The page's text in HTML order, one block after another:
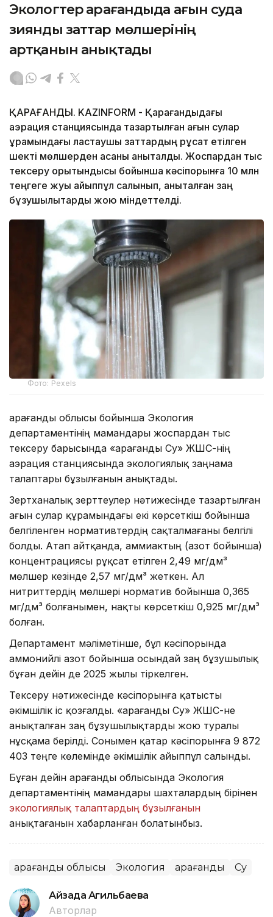
Экологтер Қарағандыда ағын суда
зиянды заттар мөлшерінің
артқанын анықтады
ҚАРАҒАНДЫ. KAZINFORM - Қарағандыдағы
аэрация станциясында тазартылған ағын сулар
құрамындағы ластаушы заттардың рұқсат етілген
шекті мөлшерден асқаны анықталды. Жоспардан тыс
тексеру қорытындысы бойынша кәсіпорынға 10 млн
теңгеге жуық айыппұл салынып, анықталған заң
бұзушылықтарды жою міндеттелді.
Фото: Pexels
Қарағанды облысы бойынша Экология
департаментінің мамандары жоспардан тыс
тексеру барысында «Қарағанды Су» ЖШС-нің
аэрация станциясында экологиялық заңнама
талаптары бұзылғанын анықтады.
Зертханалық зерттеулер нәтижесінде тазартылған
ағын сулар құрамындағы екі көрсеткіш бойынша
белгіленген нормативтердің сақталмағаны белгілі
болды. Атап айтқанда, аммиактың (азот бойынша)
концентрациясы рұқсат етілген 2,49 мг/дм³
мөлшер кезінде 2,57 мг/дм³ жеткен. Ал
нитриттердің мөлшері норматив бойынша 0,365
мг/дм³ болғанымен, нақты көрсеткіш 0,925 мг/дм³
болған.
Департамент мәліметінше, бұл кәсіпорында
аммонийлі азот бойынша осындай заң бұзушылық
бұған дейін де 2025 жылы тіркелген.
Тексеру нәтижесінде кәсіпорынға қатысты
әкімшілік іс қозғалды. «Қарағанды Су» ЖШС-не
анықталған заң бұзушылықтарды жою туралы
нұсқама берілді. Сонымен қатар кәсіпорынға 9 872
403 теңге көлемінде әкімшілік айыппұл салынды.
Бұған дейін Қарағанды облысында Экология
департаментінің мамандары шахталардың бірінен
экологиялық талаптардың бұзылғанын
анықтағанын хабарланған болатынбыз.
Қарағанды облысы Экология Қарағанды Су
Айзада Агильбаева
Авторлар